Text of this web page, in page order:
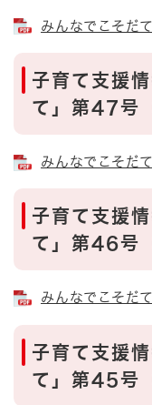
みんなでこそだ
子育て支援
て」第47号
みんなでこそだ
子育て支援
て」第46号
みんなでこそだ
子育て支援
て」第45号